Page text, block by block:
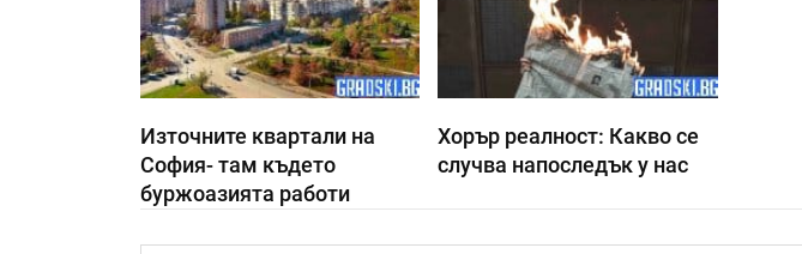
Източните квартали на
София- там където
буржоазията работи
Хорър реалност: Какво се
случва напоследък у нас